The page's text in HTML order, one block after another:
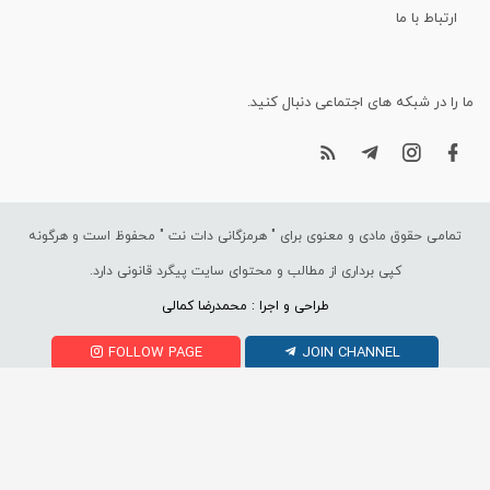
ارتباط با ما
ما را در شبکه های اجتماعی دنبال کنید.
تمامی حقوق مادی و معنوی برای " هرمزگانی دات نت " محفوظ است و هرگونه
کپی برداری از مطالب و محتوای سایت پیگرد قانونی دارد.
طراحی و اجرا : محمدرضا کمالی
FOLLOW PAGE JOIN CHANNEL